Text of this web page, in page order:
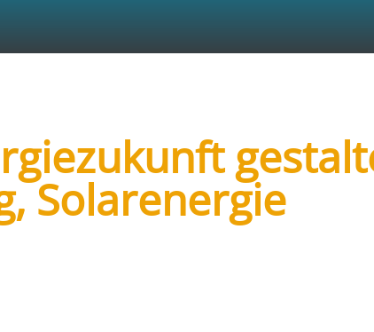
Solarenergie